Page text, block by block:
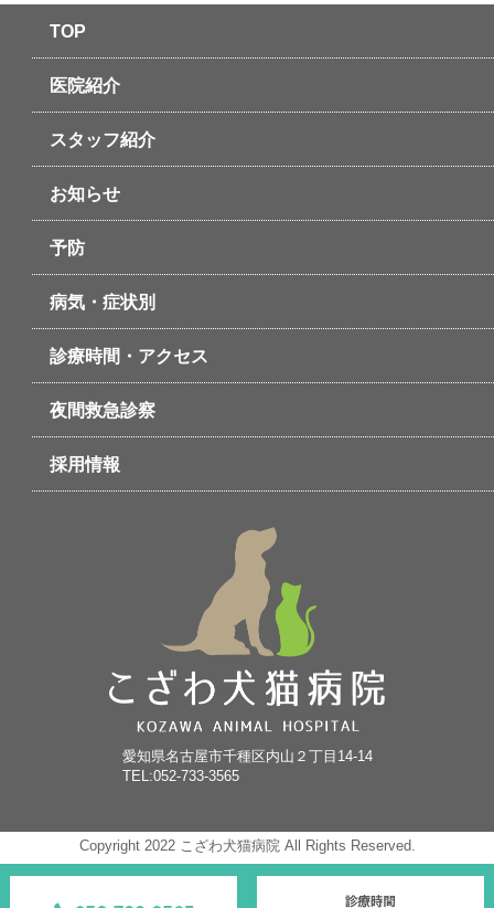
TOP
医院紹介
スタッフ紹介
お知らせ
予防
病気・症状別
診療時間・アクセス
夜間救急診察
採用情報
愛知県名古屋市千種区内山２丁目14-14
TEL:052-733-3565
Copyright 2022 こざわ犬猫病院 All Rights Reserved.